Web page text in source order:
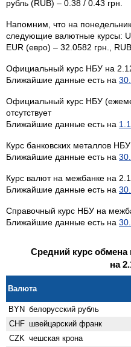
рубль (RUB) – 0.38 / 0.43 грн.
Напомним, что на
следующие валютные курсы:
EUR (евро) – 32.0582 грн.,
Официальный курс НБУ на
Ближайшие данные есть на
Официальный курс НБУ
отсутствует
Ближайшие данные есть на
Курс банковских металлов
Ближайшие данные есть на
Курс валют на межбанке на
Ближайшие данные есть на
Справочный курс НБУ на
Ближайшие данные есть на
Средний курс обмена
на
Валюта
BYN белорусский рубль
CHF швейцарский франк
CZK чешская крона